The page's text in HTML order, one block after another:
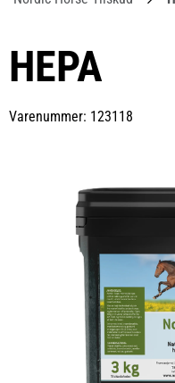
HEPA
Varenummer: 123118